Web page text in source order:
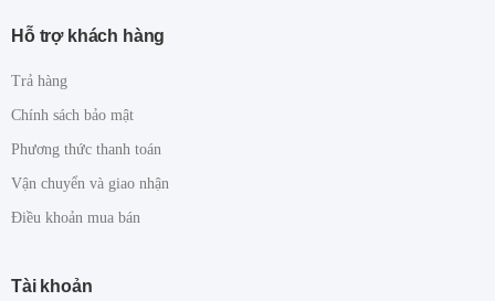
Hỗ trợ khách hàng
Trả hàng
Chính sách bảo mật
Phương thức thanh toán
Vận chuyển và giao nhận
Điều khoản mua bán
Tài khoản